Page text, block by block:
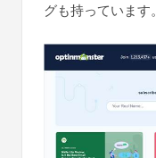
グも持っています。